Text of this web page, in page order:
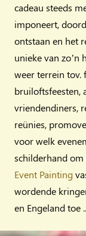
cadeau steeds
imponeert,
ontstaan en het
unieke van zo’n
weer terrein tov.
bruiloftsfeesten,
vriendendiners,
reünies,
voor welk
schilderhand
Event Painting
wordende
en Engeland toe ..